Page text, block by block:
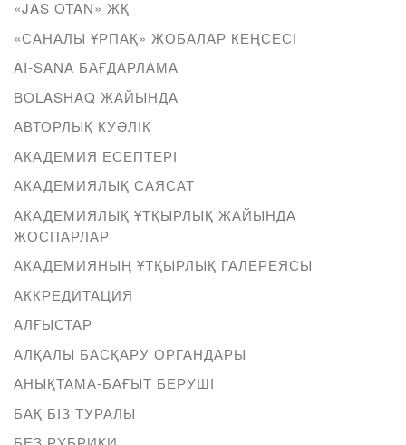
«JAS OTAN» ЖҚ
«САНАЛЫ ҰРПАҚ» ЖОБАЛАР КЕҢСЕСІ
AI-SANA БАҒДАРЛАМА
BOLASHAQ ЖАЙЫНДА
АВТОРЛЫҚ КУӘЛІК
АКАДЕМИЯ ЕСЕПТЕРІ
АКАДЕМИЯЛЫҚ САЯСАТ
АКАДЕМИЯЛЫҚ ҰТҚЫРЛЫҚ ЖАЙЫНДА
ЖОСПАРЛАР
АКАДЕМИЯНЫҢ ҰТҚЫРЛЫҚ ГАЛЕРЕЯСЫ
АККРЕДИТАЦИЯ
АЛҒЫСТАР
АЛҚАЛЫ БАСҚАРУ ОРГАНДАРЫ
АНЫҚТАМА-БАҒЫТ БЕРУШІ
БАҚ БІЗ ТУРАЛЫ